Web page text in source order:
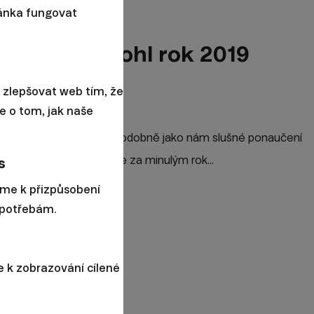
nás mohl rok 2019
mnohému přiučit, podobně jako nám slušné ponaučení
se ještě poohlédneme za minulým rok...
fungovat
web tím, že
o tom, jak naše
k přizpůsobení
k zobrazování cílené